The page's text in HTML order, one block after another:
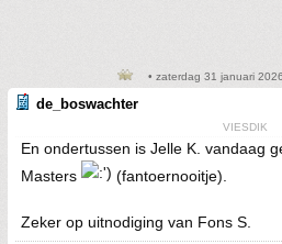
• zaterdag 31 januari
de_boswachter
VIESDIK
En ondertussen is Jelle K. vandaag
Masters
(fantoernooitje).
Zeker op uitnodiging van Fons S.